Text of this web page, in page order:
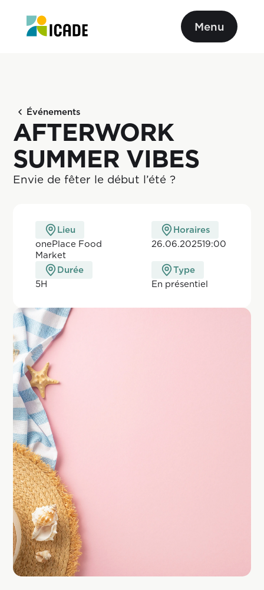
Menu
Événements
AFTERWORK
SUMMER VIBES
Envie de fêter le début l’été ?
Lieu
onePlace Food
Market
Horaires
26.06.202519:00
Durée
5H
Type
En